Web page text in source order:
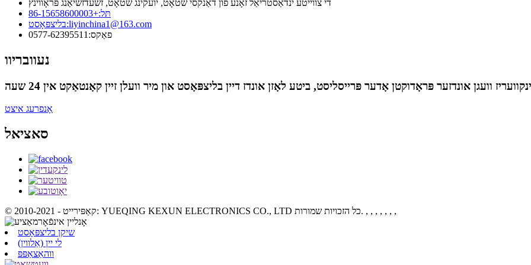
די צווייטע ינדאַסטריאַל זאָנע פון ​​דאַנקסי שטאָט, יועקינג שטאָט, זשעדזשיאַנג פּראָווינץ
תּל:+86-15658600003
בליצפּאָסט:liyinchina1@163.com
פאַקס: 0577-62395511
נעוובריוו
אָנפרעג איצט
סאציאל
© קאַפּירייט - 2010-2021: YUEQING KEXUN ELECTRONICS CO., LTD כל הזכויות שמורות. , , , , , , ,
שיקן בליצפּאָסט
לי יין (אַלווין)
ווהאַצאַפּפּ